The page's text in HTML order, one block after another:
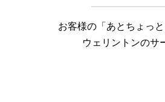
お客様の「あとちょっ
ウェリントンのサ